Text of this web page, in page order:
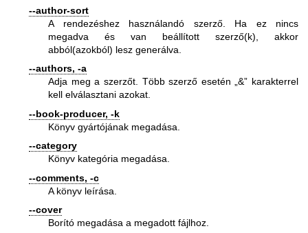
--author-sort
A rendezéshez használandó szerző. Ha ez nincs
megadva és van beállított szerző(k), akkor
abból(azokból) lesz generálva.
--authors, -a
Adja meg a szerzőt. Több szerző esetén „&” karakterrel
kell elválasztani azokat.
--book-producer, -k
Könyv gyártójának megadása.
--category
Könyv kategória megadása.
--comments, -c
A könyv leírása.
--cover
Borító megadása a megadott fájlhoz.